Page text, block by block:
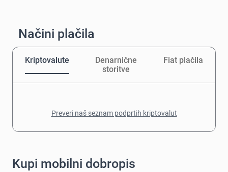
Načini plačila
Kriptovalute
Denarnične
storitve
Fiat plačila
Preveri naš seznam podprtih kriptovalut
Kupi mobilni dobropis